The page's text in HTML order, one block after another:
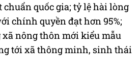
chuẩn quốc gia; tỷ lệ hài lòng
chính quyền đạt hơn 95%;
nông thôn mới kiểu mẫu
tới xã thông minh, sinh thái